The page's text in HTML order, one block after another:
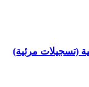
(تسجيلات مرئية)